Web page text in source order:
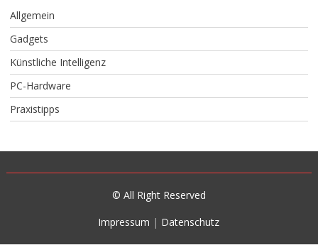
Allgemein
Gadgets
Künstliche Intelligenz
PC-Hardware
Praxistipps
© All Right Reserved
Impressum | Datenschutz